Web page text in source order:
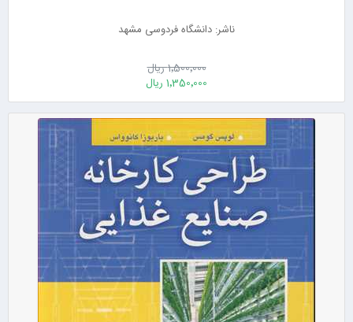
ناشر: دانشگاه فردوسی مشهد
1٬500٬000 ریال
1٬350٬000 ریال